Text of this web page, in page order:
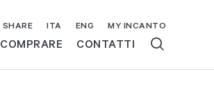
SHARE ITA ENG MY INCANTO
COMPRARE CONTATTI